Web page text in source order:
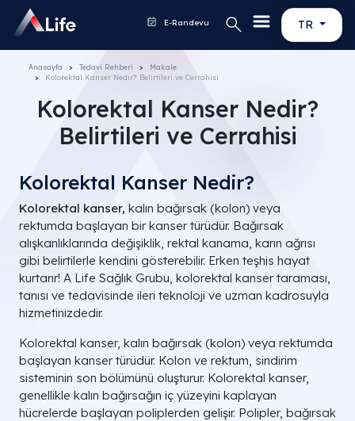
TR
E-Randevu
Anasayfa Tedavi Rehberi
Makale
Kolorektal Kanser Nedir? Belirtileri ve Cerrahisi
Kolorektal Kanser Nedir?
Belirtileri ve Cerrahisi
Kolorektal Kanser Nedir?
Kolorektal kanser, kalın bağırsak (kolon) veya
rektumda başlayan bir kanser türüdür. Bağırsak
alışkanlıklarında değişiklik, rektal kanama, karın ağrısı
gibi belirtilerle kendini gösterebilir. Erken teşhis hayat
kurtarır! A Life Sağlık Grubu, kolorektal kanser taraması,
tanısı ve tedavisinde ileri teknoloji ve uzman kadrosuyla
hizmetinizdedir.
Kolorektal kanser, kalın bağırsak (kolon) veya rektumda
başlayan kanser türüdür. Kolon ve rektum, sindirim
sisteminin son bölümünü oluşturur. Kolorektal kanser,
genellikle kalın bağırsağın iç yüzeyini kaplayan
hücrelerde başlayan poliplerden gelişir. Polipler, bağırsak